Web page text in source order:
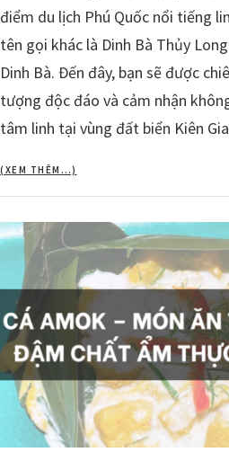
điểm du lịch Phú Quốc nổi tiếng
tên gọi khác là Dinh Bà Thủy
Dinh Bà. Đến đây, bạn sẽ được
tượng độc đáo và cảm nhận
tâm linh tại vùng đất biển Kiên
(XEM THÊM…)